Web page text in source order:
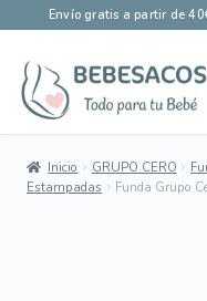
Envío gratis a partir de
Inicio GRUPO CERO
Estampadas
Funda Grupo